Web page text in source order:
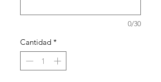
0/30
Cantidad *